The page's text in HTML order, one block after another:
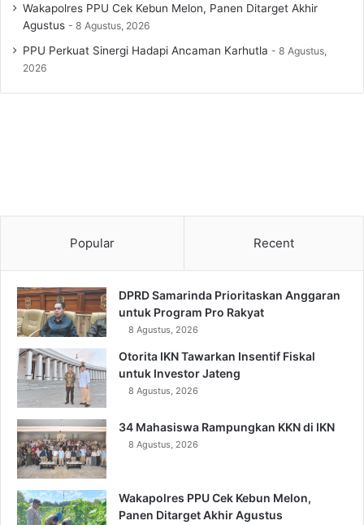
Wakapolres PPU Cek Kebun Melon, Panen Ditarget Akhir
Agustus
8 Agustus, 2026
PPU Perkuat Sinergi Hadapi Ancaman Karhutla
8 Agustus,
2026
Popular Recent
DPRD Samarinda Prioritaskan Anggaran
untuk Program Pro Rakyat
8 Agustus, 2026
Otorita IKN Tawarkan Insentif Fiskal
untuk Investor Jateng
8 Agustus, 2026
34 Mahasiswa Rampungkan KKN di IKN
8 Agustus, 2026
Wakapolres PPU Cek Kebun Melon,
Panen Ditarget Akhir Agustus